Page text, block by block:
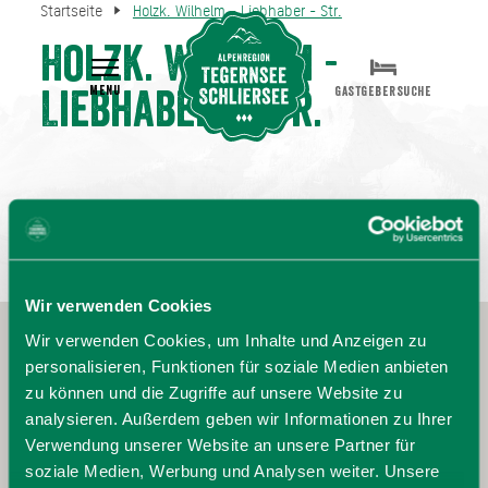
Wir verwenden Cookies
Wir verwenden Cookies, um Inhalte und Anzeigen zu
personalisieren, Funktionen für soziale Medien anbieten
zu können und die Zugriffe auf unsere Website zu
analysieren. Außerdem geben wir Informationen zu Ihrer
Verwendung unserer Website an unsere Partner für
soziale Medien, Werbung und Analysen weiter. Unsere
Startseite Holzk. Wilhelm - Liebhaber - Str.
Holzk. Wilhelm -
Liebhaber - Str.
MENU GASTGEBERSUCHE